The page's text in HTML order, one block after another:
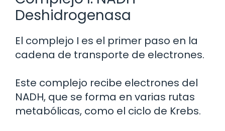
Deshidrogenasa
El complejo I es el primer paso en la
cadena de transporte de electrones.
Este complejo recibe electrones del
NADH, que se forma en varias rutas
metabólicas, como el ciclo de Krebs.